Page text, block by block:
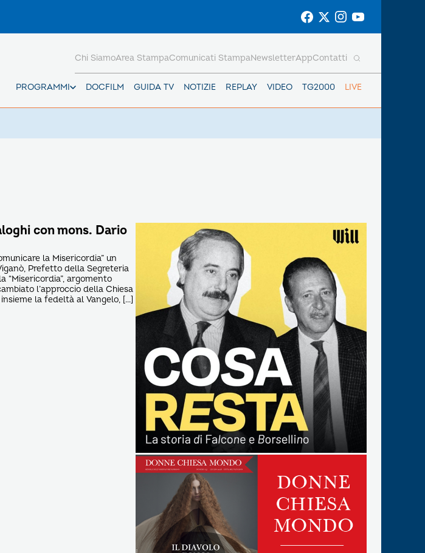
PROGRAMMI DOCFILM GUIDA TV NOTIZIE REPLAY VIDEO TG2000 LIVE
Chi SiamoArea StampaComunicati StampaNewsletterAppContatti
con mons. Dario
la Misericordia” un
Prefetto della Segreteria
“Misericordia”, argomento
l’approccio della Chiesa
la fedeltà al Vangelo, […]